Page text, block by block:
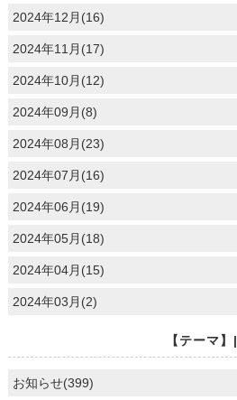
2024年12月(16)
2024年11月(17)
2024年10月(12)
2024年09月(8)
2024年08月(23)
2024年07月(16)
2024年06月(19)
2024年05月(18)
2024年04月(15)
2024年03月(2)
【テーマ】|
お知らせ(399)